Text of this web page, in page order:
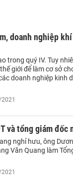
doanh nghiệp
trong quý IV. Tuy
giới để làm cơ sở
doanh nghiệp kinh
và tổng giám đốc
nghỉ hưu, ông
Văn Quang làm